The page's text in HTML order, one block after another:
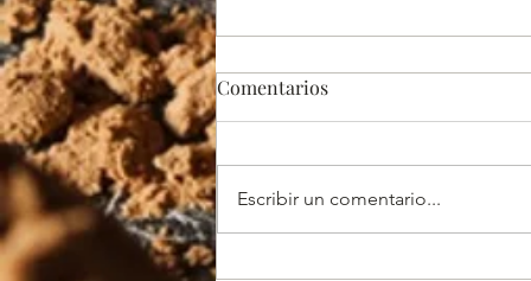
El origen del chocolate de
Comentarios
Escribir un comentario...